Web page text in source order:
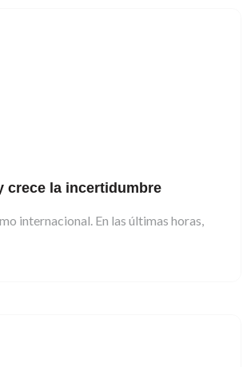
crece la incertidumbre
internacional. En las últimas horas,